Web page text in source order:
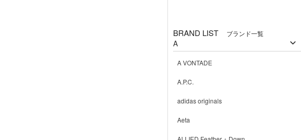
BRAND LIST ブランド一覧
A
A VONTADE
A.P.C.
adidas originals
Aeta